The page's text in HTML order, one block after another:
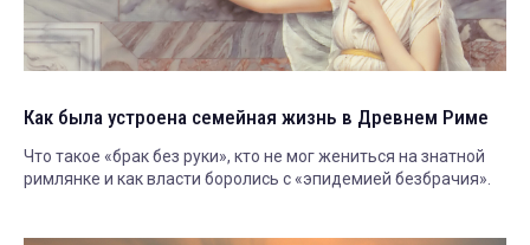
Как была устроена семейная жизнь в Древнем Риме
Что такое «брак без руки», кто не мог жениться на знатной
римлянке и как власти боролись с «эпидемией безбрачия».